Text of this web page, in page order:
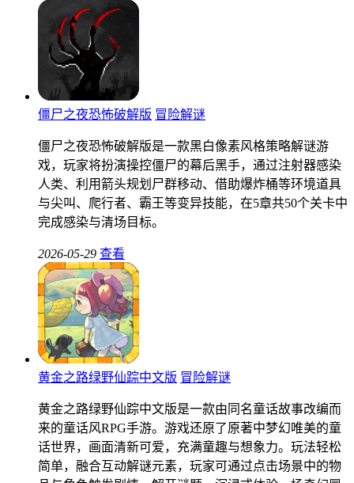
僵尸之夜恐怖破解版 冒险解谜
僵尸之夜恐怖破解版是一款黑白像素风格策略解谜游
戏，玩家将扮演操控僵尸的幕后黑手，通过注射器感染
人类、利用箭头规划尸群移动、借助爆炸桶等环境道具
与尖叫、爬行者、霸王等变异技能，在5章共50个关卡中
完成感染与清场目标。
2026-05-29 查看
黄金之路绿野仙踪中文版 冒险解谜
黄金之路绿野仙踪中文版是一款由同名童话故事改编而
来的童话风RPG手游。游戏还原了原著中梦幻唯美的童
话世界，画面清新可爱，充满童趣与想象力。玩法轻松
简单，融合互动解谜元素，玩家可通过点击场景中的物